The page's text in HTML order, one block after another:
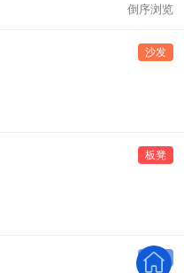
倒序浏览
沙发
板凳
地板